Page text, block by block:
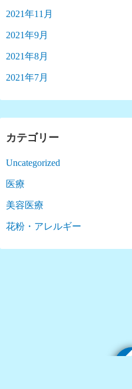
2021年11月
2021年9月
2021年8月
2021年7月
カテゴリー
Uncategorized
医療
美容医療
花粉・アレルギー